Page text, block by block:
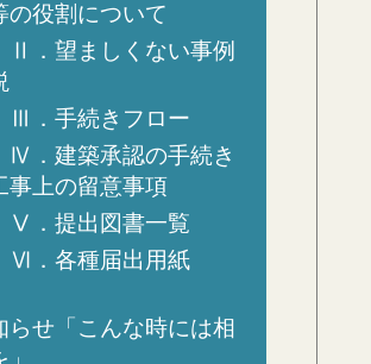
の役割について
望ましくない事例
手続きフロー
建築承認の手続き
事上の留意事項
提出図書一覧
各種届出用紙
らせ「こんな時には相